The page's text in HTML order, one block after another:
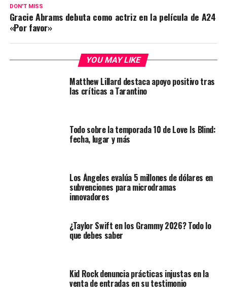
DON'T MISS
Gracie Abrams debuta como actriz en la película de A24
«Por favor»
YOU MAY LIKE
Matthew Lillard destaca apoyo positivo tras
las críticas a Tarantino
Todo sobre la temporada 10 de Love Is Blind:
fecha, lugar y más
Los Ángeles evalúa 5 millones de dólares en
subvenciones para microdramas
innovadores
¿Taylor Swift en los Grammy 2026? Todo lo
que debes saber
Kid Rock denuncia prácticas injustas en la
venta de entradas en su testimonio